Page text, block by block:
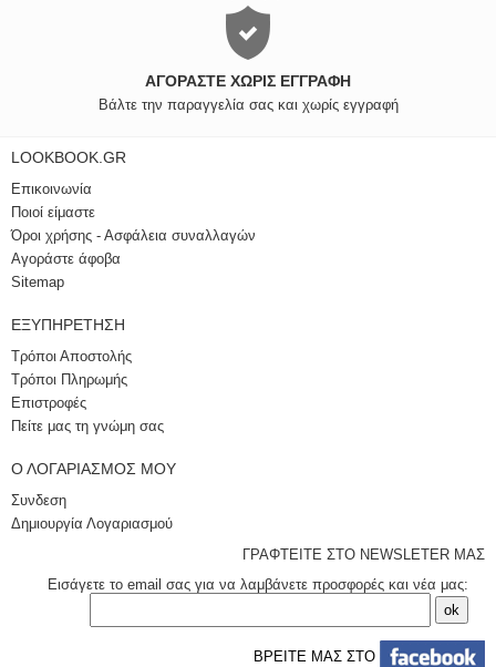
ΑΓΟΡΆΣΤΕ ΧΩΡΊΣ ΕΓΓΡΑΦΉ
Βάλτε την παραγγελία σας και χωρίς εγγραφή
LOOKBOOK.GR
Επικοινωνία
Ποιοί είμαστε
Όροι χρήσης - Ασφάλεια συναλλαγών
Αγοράστε άφοβα
Sitemap
ΕΞΥΠΗΡΈΤΗΣΗ
Τρόποι Αποστολής
Τρόποι Πληρωμής
Επιστροφές
Πείτε μας τη γνώμη σας
Ο ΛΟΓΑΡΙΑΣΜΌΣ ΜΟΥ
Συνδεση
Δημιουργία Λογαριασμού
ΓΡΑΦΤΕΙΤΕ ΣΤΟ NEWSLETER ΜΑΣ
Εισάγετε το email σας για να λαμβάνετε προσφορές και νέα μας:
ΒΡΕΙΤΕ ΜΑΣ ΣΤΟ